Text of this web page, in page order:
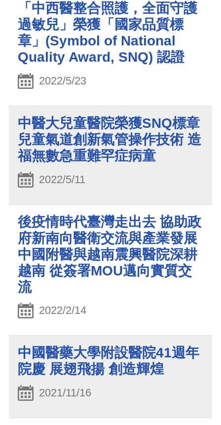
「中西醫整合照護，全面守護
過敏兒」榮獲「國家品質標
章」(Symbol of National
Quality Award, SNQ) 認證
2022/5/23
中醫大兒童醫院榮獲SNQ標章
兒童氣道創新氣管操作技術 造
福無數急重難罕症病童
2022/5/11
後疫情時代臺灣走出去 協助政
府新南向醫衛交流與產業發展
中國附醫與越南震興醫院深耕
越南 從簽署MOU邁向實質交
流
2022/2/14
中國醫藥大學附設醫院41週年
院慶 展翅飛揚 創造輝煌
2021/11/16